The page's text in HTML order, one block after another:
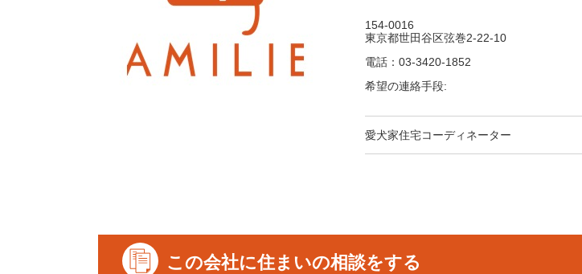
154-0016
東京都世田谷区弦巻2-22-10
電話：03-3420-1852
希望の連絡手段:
愛犬家住宅コーディネーター
この会社に住まいの相談をする